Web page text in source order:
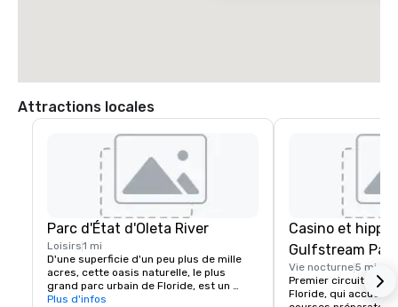
Attractions locales
Parc d'État d'Oleta River
Loisirs1 mi
D'une superficie d'un peu plus de mille
acres, cette oasis naturelle, le plus
grand parc urbain de Floride, est un
paradis pour les vététistes, les
Plus d'infos
Casino et
Gulfstream Park
Vie nocturne5 mi
Premier circuit de
Floride, qui accueille